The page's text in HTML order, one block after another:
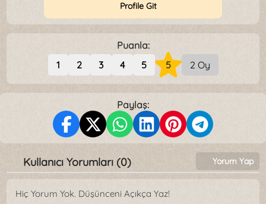
Profile Git
Puanla:
1
2 3 4 5 5 2 Oy
Paylaş:
Kullanıcı Yorumları (0) Yorum Yap
Hiç Yorum Yok. Düşünceni Açıkça Yaz!